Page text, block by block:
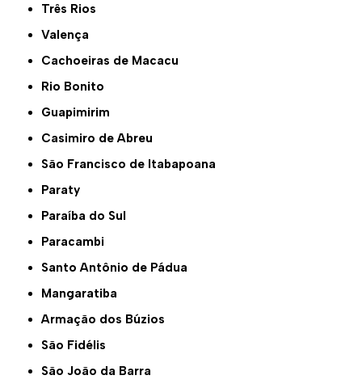
Três Rios
Valença
Cachoeiras de Macacu
Rio Bonito
Guapimirim
Casimiro de Abreu
São Francisco de Itabapoana
Paraty
Paraíba do Sul
Paracambi
Santo Antônio de Pádua
Mangaratiba
Armação dos Búzios
São Fidélis
São João da Barra